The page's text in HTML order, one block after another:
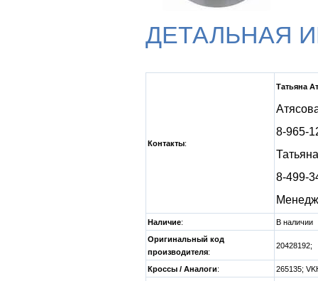
ДЕТАЛЬНАЯ
Контакты:
Татьяна
8-965-
Татьяна
8-499-
Наличие:
В наличии
Оригинальный код
производителя:
20428192;
Кроссы / Аналоги: 265135;